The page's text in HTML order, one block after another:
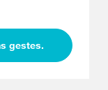
gestes.